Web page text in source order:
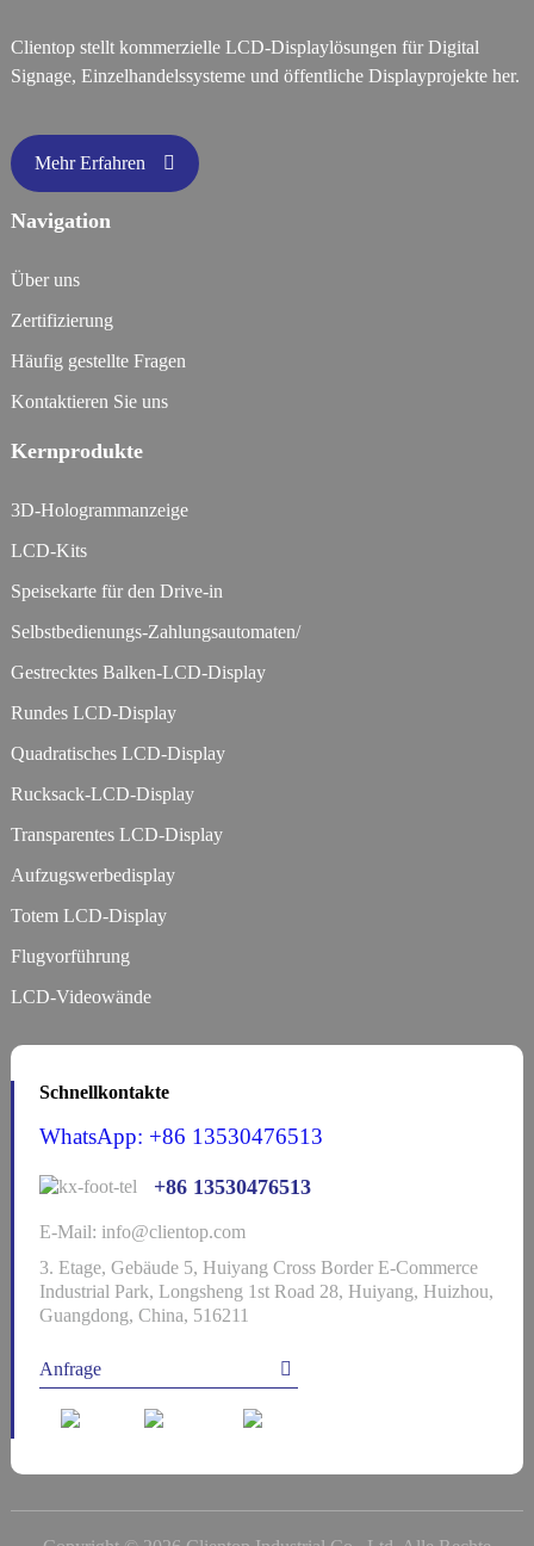
Clientop stellt kommerzielle LCD-Displaylösungen für Digital
Signage, Einzelhandelssysteme und öffentliche Displayprojekte her.
Mehr Erfahren
Navigation
Über uns
Zertifizierung
Häufig gestellte Fragen
Kontaktieren Sie uns
Kernprodukte
3D-Hologrammanzeige
LCD-Kits
Speisekarte für den Drive-in
Selbstbedienungs-Zahlungsautomaten/
Gestrecktes Balken-LCD-Display
Rundes LCD-Display
Quadratisches LCD-Display
Rucksack-LCD-Display
Transparentes LCD-Display
Aufzugswerbedisplay
Totem LCD-Display
Flugvorführung
LCD-Videowände
Schnellkontakte
WhatsApp: +86 13530476513
+86 13530476513
E-Mail: info@clientop.com
3. Etage, Gebäude 5, Huiyang Cross Border E-Commerce
Industrial Park, Longsheng 1st Road 28, Huiyang, Huizhou,
Guangdong, China, 516211
Anfrage